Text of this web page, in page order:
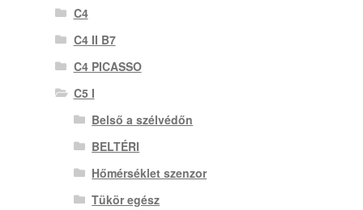
C4
C4 II B7
C4 PICASSO
C5 I
Belső a szélvédőn
BELTÉRI
Hőmérséklet szenzor
Tükör egész